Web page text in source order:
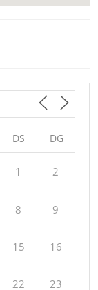
DS DG
1 2
8 9
15 16
22 23